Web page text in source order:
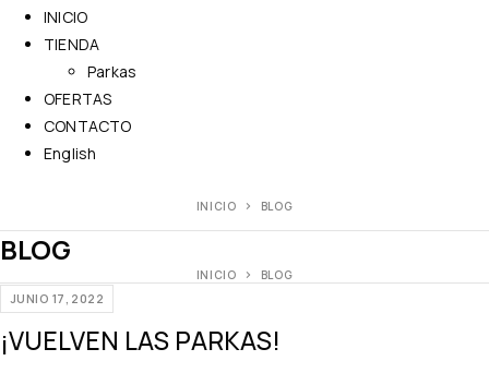
INICIO
TIENDA
Parkas
OFERTAS
CONTACTO
English
INICIO BLOG
BLOG
INICIO BLOG
JUNIO 17, 2022
¡VUELVEN LAS PARKAS!